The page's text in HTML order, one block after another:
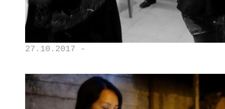
27.10.2017 -